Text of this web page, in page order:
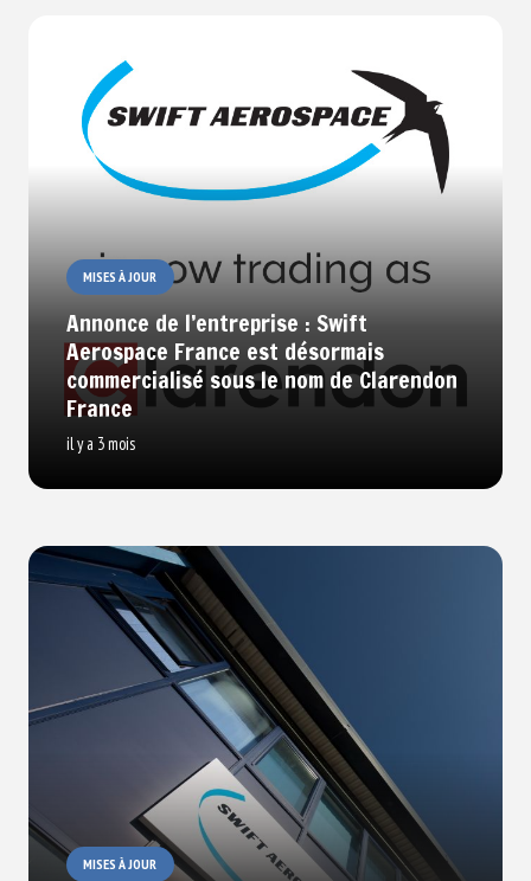
MISES À JOUR
Annonce de l’entreprise : Swift
Aerospace France est désormais
commercialisé sous le nom de Clarendon
France
il y a 3 mois
MISES À JOUR